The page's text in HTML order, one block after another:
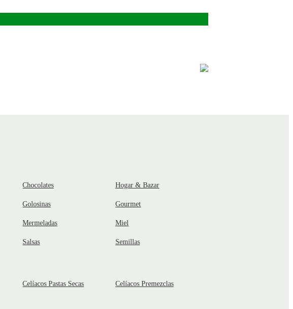
Chocolates Hogar & Bazar
Golosinas Gourmet
Mermeladas Miel
Salsas Semillas
Celíacos Pastas Secas Celíacos Premezclas